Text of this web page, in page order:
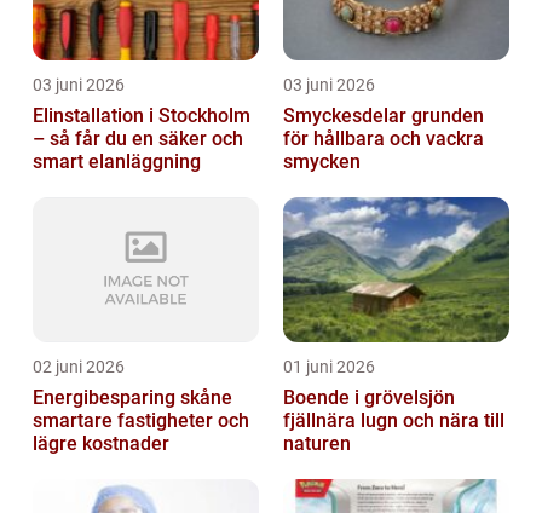
03 juni 2026
Elinstallation i Stockholm
– så får du en säker och
smart elanläggning
03 juni 2026
Smyckesdelar grunden
för hållbara och vackra
smycken
02 juni 2026
Energibesparing skåne
smartare fastigheter och
lägre kostnader
01 juni 2026
Boende i grövelsjön
fjällnära lugn och nära till
naturen